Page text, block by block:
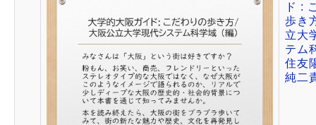
ド :
歩き
立大
テム
住友
純二